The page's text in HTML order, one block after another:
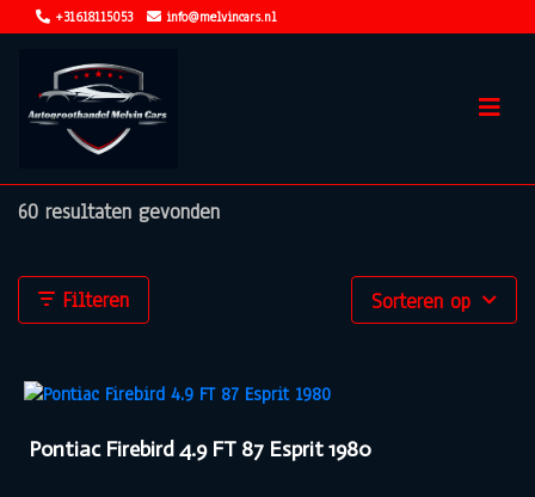
+31618115053 info@melvincars.nl
60 resultaten gevonden
Filteren Sorteren op
Pontiac Firebird 4.9 FT 87 Esprit 1980